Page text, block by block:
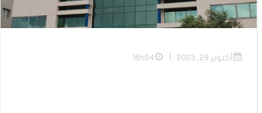
أكتوبر 29, 2023 16h04